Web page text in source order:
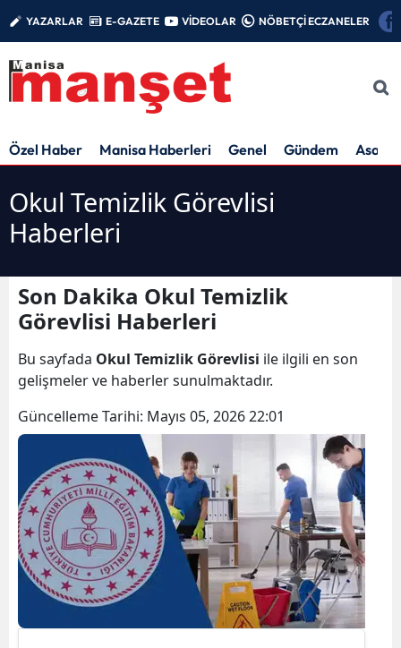
YAZARLAR E-GAZETE VİDEOLAR NÖBETÇİ ECZANELER
Özel Haber Manisa Haberleri Genel Gündem Asayiş
Okul Temizlik Görevlisi
Haberleri
Son Dakika Okul Temizlik
Görevlisi Haberleri
Bu sayfada Okul Temizlik Görevlisi ile ilgili en son
gelişmeler ve haberler sunulmaktadır.
Güncelleme Tarihi: Mayıs 05, 2026 22:01